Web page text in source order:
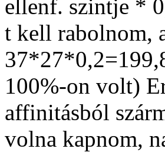
ellenf. szintje *
t kell rabolnom,
100%-on volt)
affinitásból
volna kapnom,